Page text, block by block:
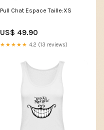
Pull Chat Espace Taille:XS
US$ 49.90
★★★★★ 4.2 (13 reviews)